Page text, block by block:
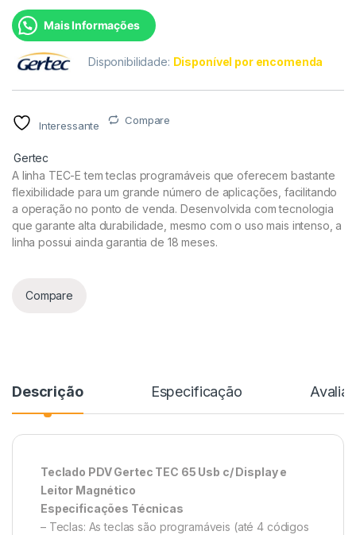
Mais Informações
Disponibilidade: Disponível por encomenda
Interessante Compare
Gertec
A linha TEC-E tem teclas programáveis que oferecem bastante
flexibilidade para um grande número de aplicações, facilitando
a operação no ponto de venda. Desenvolvida com tecnologia
que garante alta durabilidade, mesmo com o uso mais intenso, a
linha possui ainda garantia de 18 meses.
Compare
Descrição Especificação
Teclado PDV Gertec TEC 65 Usb c/ Display e
Leitor Magnético
Especificações Técnicas
– Teclas: As teclas são programáveis (até 4 códigos